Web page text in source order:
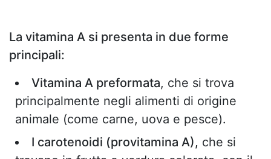
La vitamina A si presenta in due forme
principali:
Vitamina A preformata, che si trova
principalmente negli alimenti di origine
animale (come carne, uova e pesce).
I carotenoidi (provitamina A), che si